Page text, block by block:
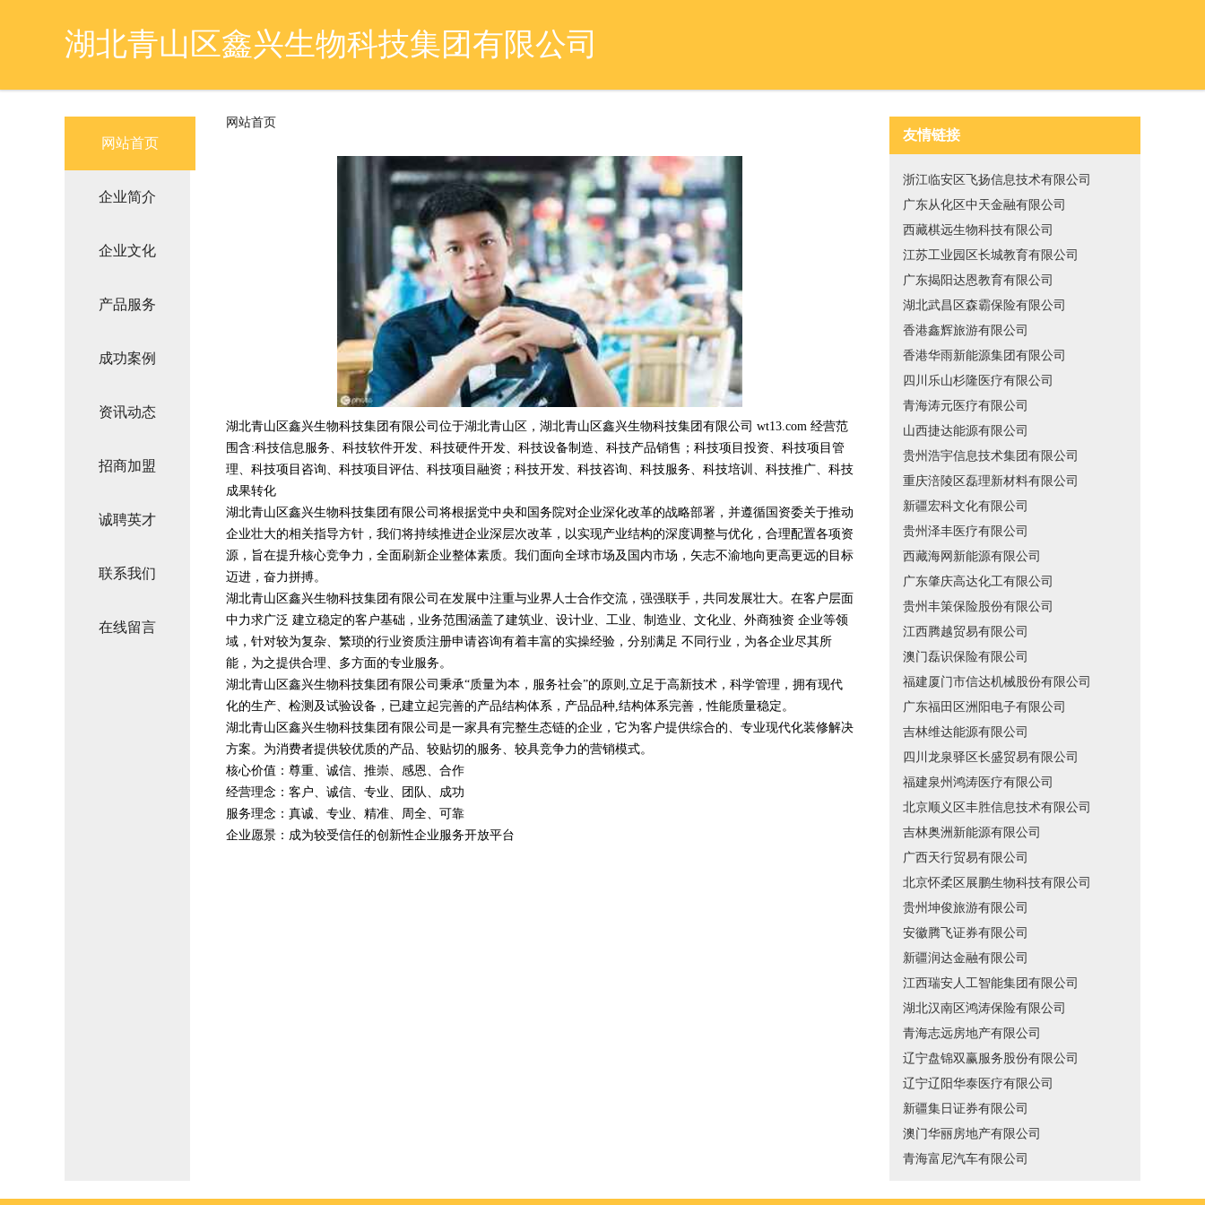
湖北青山区鑫兴生物科技集团有限公司
网站首页
企业简介
企业文化
产品服务
成功案例
资讯动态
招商加盟
诚聘英才
联系我们
在线留言
网站首页
湖北青山区鑫兴生物科技集团有限公司位于湖北青山区，湖北青山区鑫兴生物科技集团有限公司 wt13.com 经营范
围含:科技信息服务、科技软件开发、科技硬件开发、科技设备制造、科技产品销售；科技项目投资、科技项目管
理、科技项目咨询、科技项目评估、科技项目融资；科技开发、科技咨询、科技服务、科技培训、科技推广、科技
成果转化
湖北青山区鑫兴生物科技集团有限公司将根据党中央和国务院对企业深化改革的战略部署，并遵循国资委关于推动
企业壮大的相关指导方针，我们将持续推进企业深层次改革，以实现产业结构的深度调整与优化，合理配置各项资
源，旨在提升核心竞争力，全面刷新企业整体素质。我们面向全球市场及国内市场，矢志不渝地向更高更远的目标
迈进，奋力拼搏。
湖北青山区鑫兴生物科技集团有限公司在发展中注重与业界人士合作交流，强强联手，共同发展壮大。在客户层面
中力求广泛 建立稳定的客户基础，业务范围涵盖了建筑业、设计业、工业、制造业、文化业、外商独资 企业等领
域，针对较为复杂、繁琐的行业资质注册申请咨询有着丰富的实操经验，分别满足 不同行业，为各企业尽其所
能，为之提供合理、多方面的专业服务。
湖北青山区鑫兴生物科技集团有限公司秉承“质量为本，服务社会”的原则,立足于高新技术，科学管理，拥有现代
化的生产、检测及试验设备，已建立起完善的产品结构体系，产品品种,结构体系完善，性能质量稳定。
湖北青山区鑫兴生物科技集团有限公司是一家具有完整生态链的企业，它为客户提供综合的、专业现代化装修解决
方案。为消费者提供较优质的产品、较贴切的服务、较具竞争力的营销模式。
核心价值：尊重、诚信、推崇、感恩、合作
经营理念：客户、诚信、专业、团队、成功
服务理念：真诚、专业、精准、周全、可靠
企业愿景：成为较受信任的创新性企业服务开放平台
友情链接
浙江临安区飞扬信息技术有限公司
广东从化区中天金融有限公司
西藏棋远生物科技有限公司
江苏工业园区长城教育有限公司
广东揭阳达恩教育有限公司
湖北武昌区森霸保险有限公司
香港鑫辉旅游有限公司
香港华雨新能源集团有限公司
四川乐山杉隆医疗有限公司
青海涛元医疗有限公司
山西捷达能源有限公司
贵州浩宇信息技术集团有限公司
重庆涪陵区磊理新材料有限公司
新疆宏科文化有限公司
贵州泽丰医疗有限公司
西藏海网新能源有限公司
广东肇庆高达化工有限公司
贵州丰策保险股份有限公司
江西腾越贸易有限公司
澳门磊识保险有限公司
福建厦门市信达机械股份有限公司
广东福田区洲阳电子有限公司
吉林维达能源有限公司
四川龙泉驿区长盛贸易有限公司
福建泉州鸿涛医疗有限公司
北京顺义区丰胜信息技术有限公司
吉林奥洲新能源有限公司
广西天行贸易有限公司
北京怀柔区展鹏生物科技有限公司
贵州坤俊旅游有限公司
安徽腾飞证券有限公司
新疆润达金融有限公司
江西瑞安人工智能集团有限公司
湖北汉南区鸿涛保险有限公司
青海志远房地产有限公司
辽宁盘锦双赢服务股份有限公司
辽宁辽阳华泰医疗有限公司
新疆集日证券有限公司
澳门华丽房地产有限公司
青海富尼汽车有限公司